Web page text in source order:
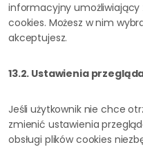
informacyjny umożliwiający
cookies. Możesz w nim
akceptujesz.
13.2. Ustawienia
Jeśli użytkownik nie chce
zmienić ustawienia
obsługi plików cookies